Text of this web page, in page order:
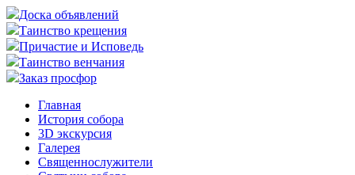
Доска объявлений
Таинство крещения
Причастие и Исповедь
Таинство венчания
Заказ просфор
Главная
История собора
3D экскурсия
Галерея
Священнослужители